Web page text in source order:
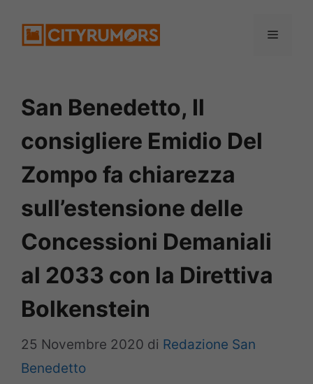
Menu
San Benedetto, Il
consigliere Emidio Del
Zompo fa chiarezza
sull’estensione delle
Concessioni Demaniali
al 2033 con la Direttiva
Bolkenstein
25 Novembre 2020 di Redazione San
Benedetto